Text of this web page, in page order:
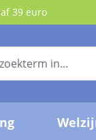
39 euro